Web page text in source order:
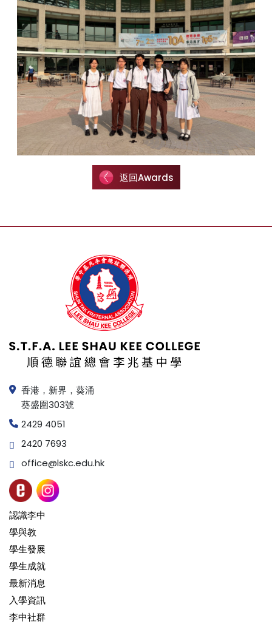
返回Awards
香港，新界，葵涌
葵盛圍303號
2429 4051
2420 7693
office@lskc.edu.hk
認識李中
學與教
學生發展
學生成就
最新消息
入學資訊
李中社群